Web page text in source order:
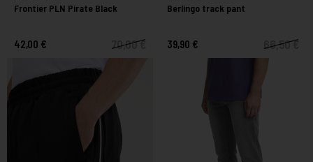
Frontier PLN Pirate Black
42,00 € 70,00 €
Berlingo track pant
39,90 € 66,50 €